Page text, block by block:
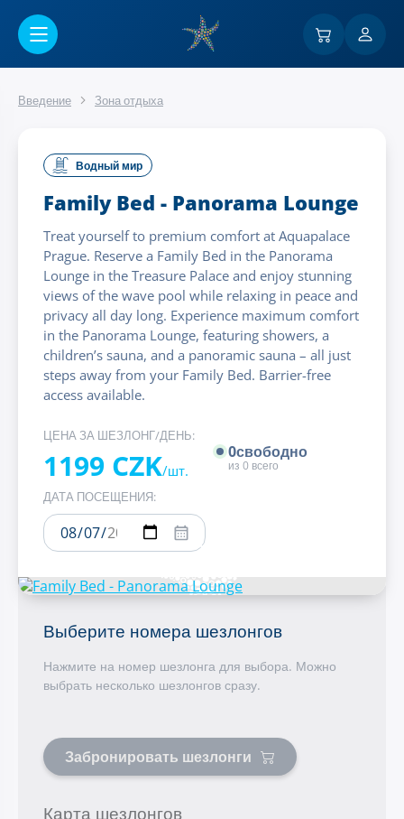
Введение Зона отдыха
Водный мир
Family Bed - Panorama Lounge
Treat yourself to premium comfort at Aquapalace
Prague. Reserve a Family Bed in the Panorama
Lounge in the Treasure Palace and enjoy stunning
views of the wave pool while relaxing in peace and
privacy all day long. Experience maximum comfort
in the Panorama Lounge, featuring showers, a
children’s sauna, and a panoramic sauna – all just
steps away from your Family Bed. Barrier-free
access available.
ЦЕНА ЗА ШЕЗЛОНГ/ДЕНЬ:
1199 CZK/шт.
0свободно
из 0 всего
ДАТА ПОСЕЩЕНИЯ:
Выберите номера шезлонгов
Нажмите на номер шезлонга для выбора. Можно
выбрать несколько шезлонгов сразу.
Забронировать шезлонги
Карта шезлонгов